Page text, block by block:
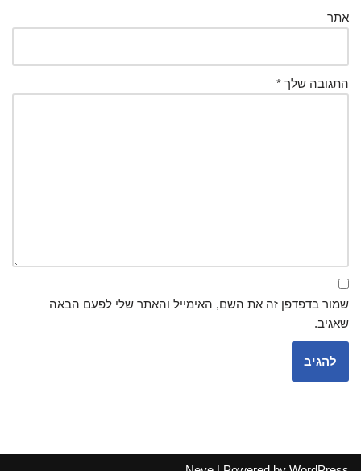
אתר
התגובה שלך *
שמור בדפדפן זה את השם, האימייל והאתר שלי לפעם הבאה
שאגיב.